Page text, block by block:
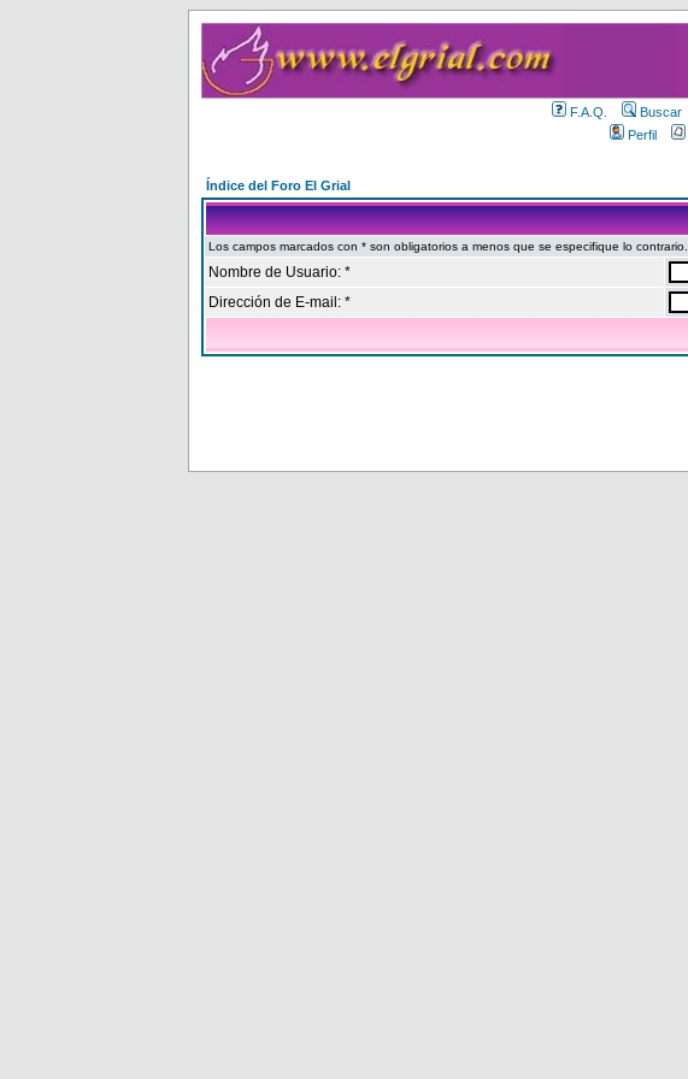
F.A.Q. Buscar
Perfil
Índice del Foro El Grial
Los campos marcados con * son obligatorios a menos que se especifique lo contrario.
Nombre de Usuario: *
Dirección de E-mail: *